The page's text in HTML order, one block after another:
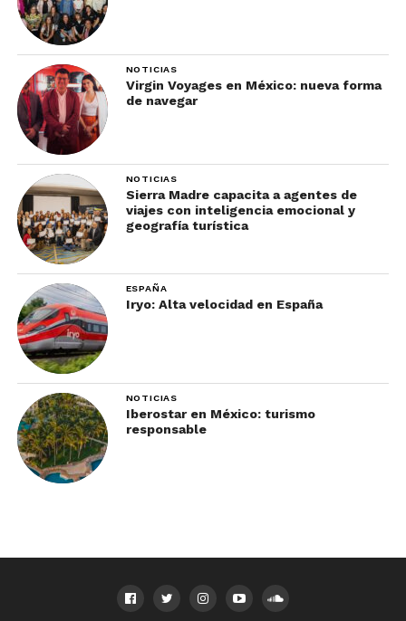
NOTICIAS
Virgin Voyages en México: nueva forma
de navegar
NOTICIAS
Sierra Madre capacita a agentes de
viajes con inteligencia emocional y
geografía turística
ESPAÑA
Iryo: Alta velocidad en España
NOTICIAS
Iberostar en México: turismo
responsable